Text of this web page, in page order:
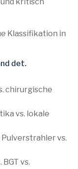
Klassifikation in
det.
chirurgische
vs. lokale
vs.
vs.